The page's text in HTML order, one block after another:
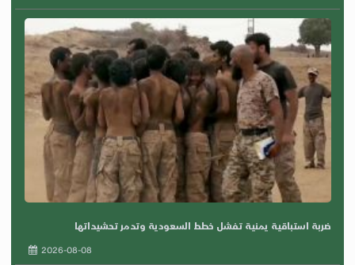
ضربة استباقية يمنية تفشل خطط السعودية وتدمر تحشيداتها
2026-08-08